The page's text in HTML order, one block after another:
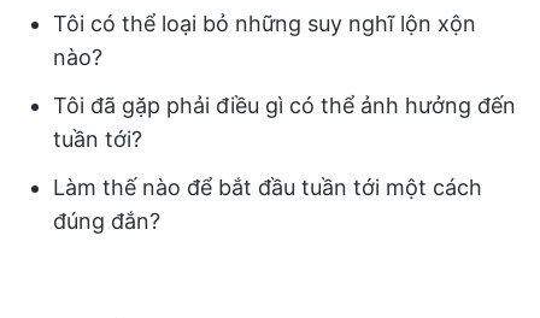
Tôi có thể loại bỏ những suy nghĩ lộn xộn
nào?
Tôi đã gặp phải điều gì có thể ảnh hưởng đến
tuần tới?
Làm thế nào để bắt đầu tuần tới một cách
đúng đắn?